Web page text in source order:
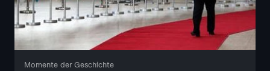
Momente der Geschichte